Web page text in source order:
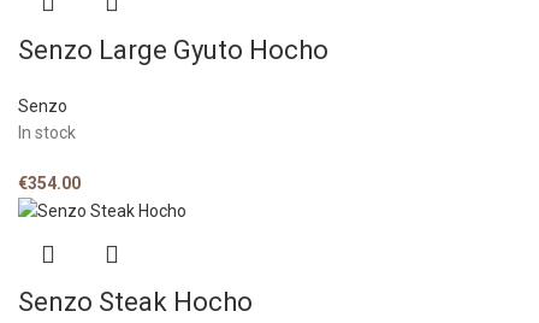
Senzo Large Gyuto Hocho
Senzo
In stock
€354.00
Senzo Steak Hocho